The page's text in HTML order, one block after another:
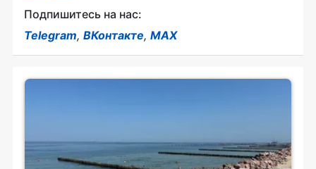
Подпишитесь на нас:
Telegram, ВКонтакте, MAX